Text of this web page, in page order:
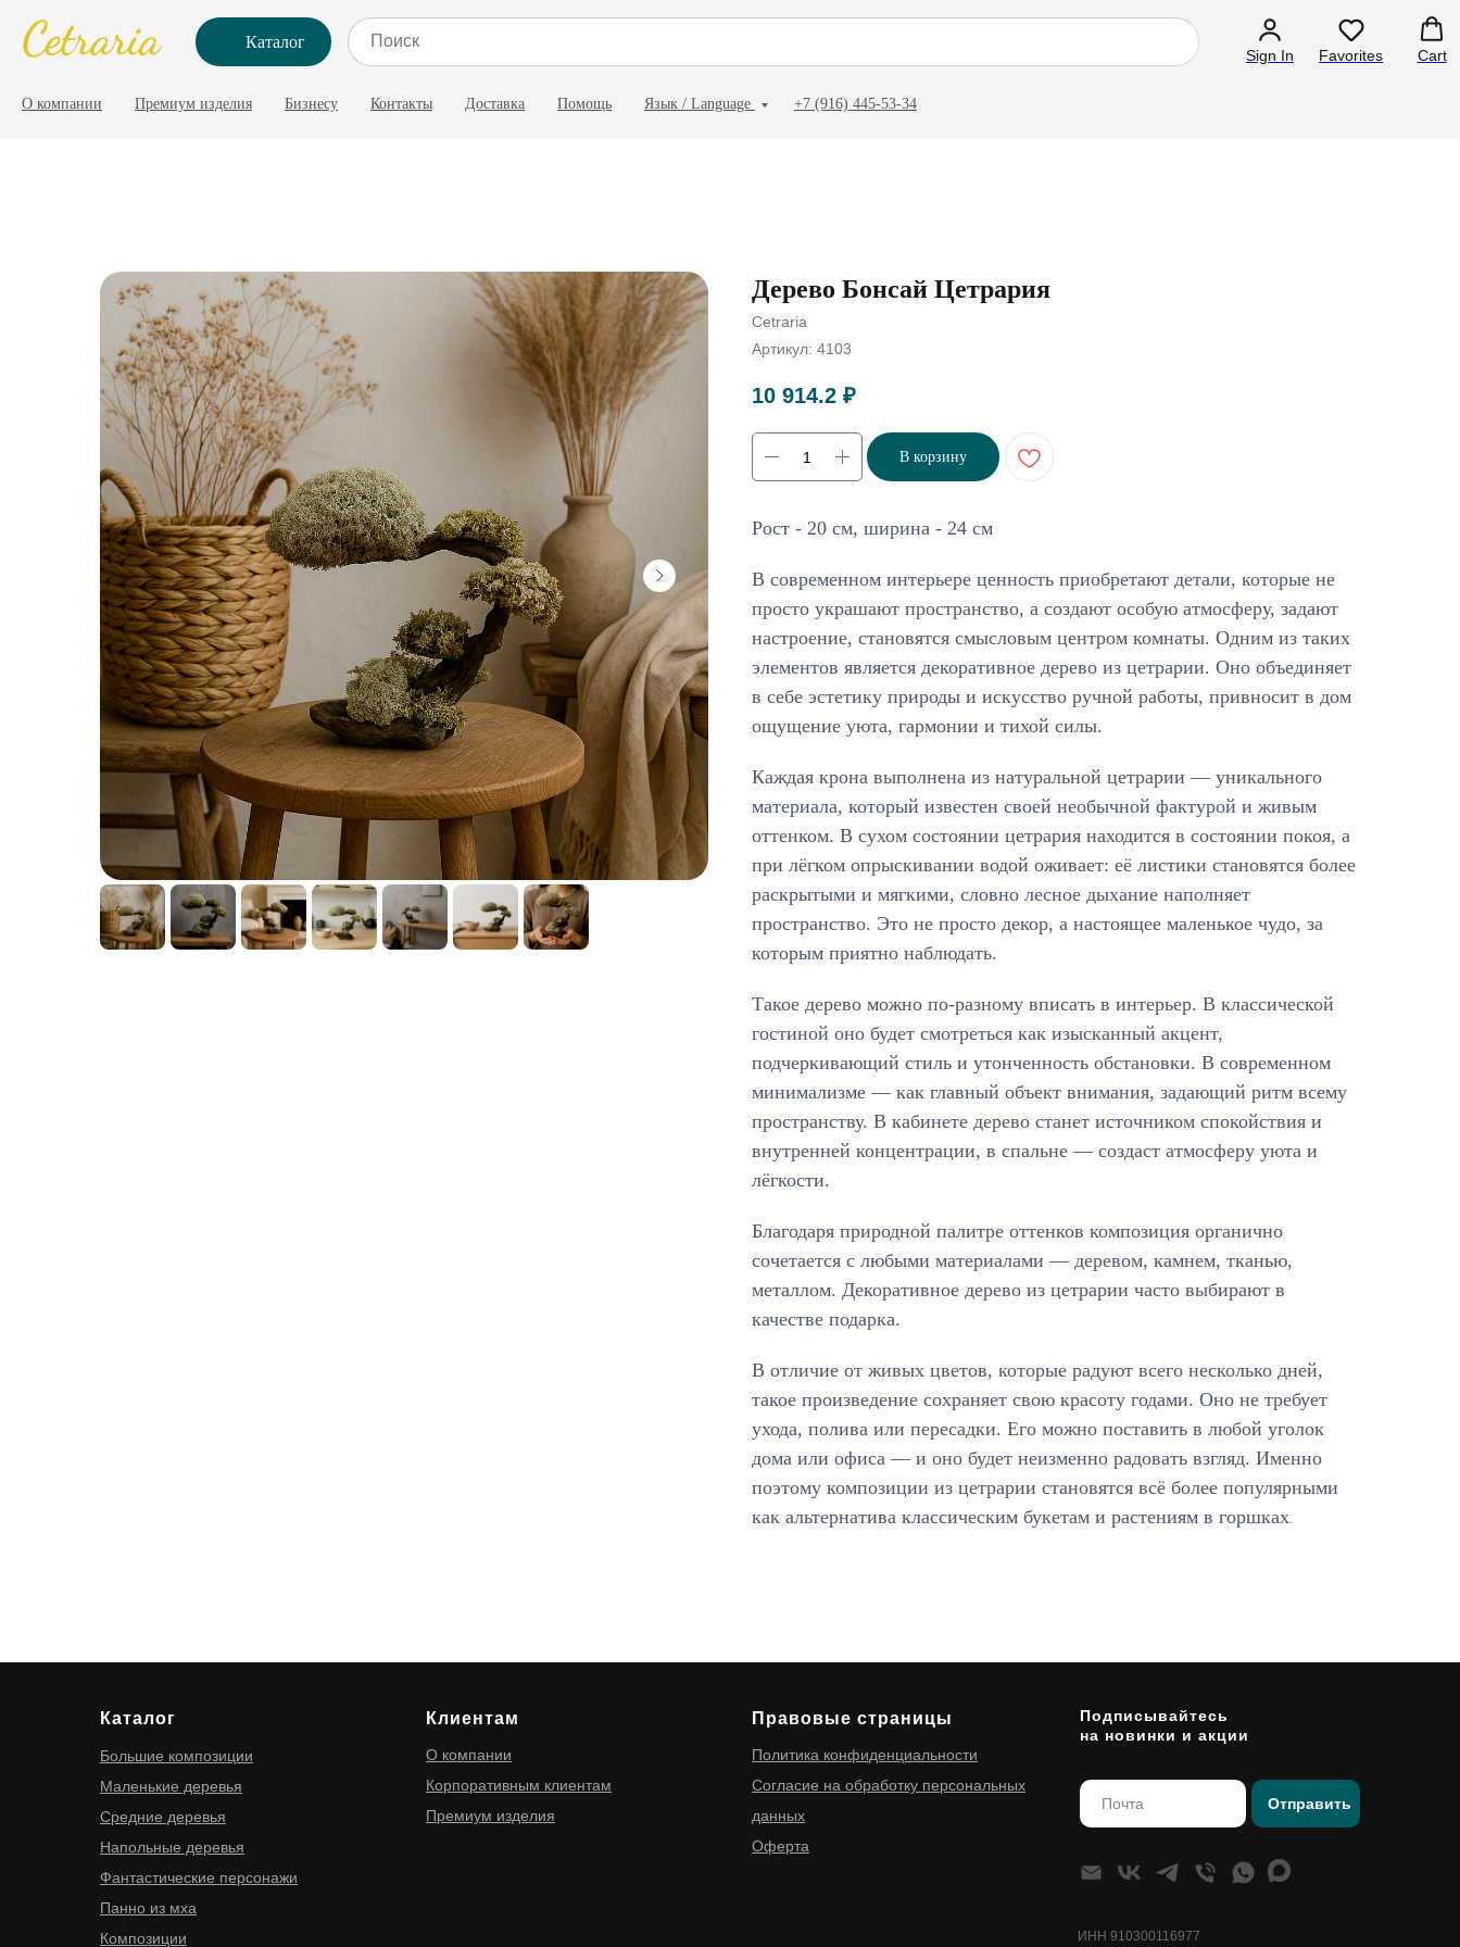
Каталог
Sign In Favorites Cart
О компании Премиум изделия Бизнесу Контакты Доставка Помощь Язык / Language +7 (916) 445-53-34
Дерево Бонсай Цетрария
Cetraria
Артикул: 4103
10 914.2 ₽
В корзину
Рост - 20 см, ширина - 24 см
В современном интерьере ценность приобретают детали, которые не
просто украшают пространство, а создают особую атмосферу, задают
настроение, становятся смысловым центром комнаты. Одним из таких
элементов является декоративное дерево из цетрарии. Оно объединяет
в себе эстетику природы и искусство ручной работы, привносит в дом
ощущение уюта, гармонии и тихой силы.
Каждая крона выполнена из натуральной цетрарии — уникального
материала, который известен своей необычной фактурой и живым
оттенком. В сухом состоянии цетрария находится в состоянии покоя, а
при лёгком опрыскивании водой оживает: её листики становятся более
раскрытыми и мягкими, словно лесное дыхание наполняет
пространство. Это не просто декор, а настоящее маленькое чудо, за
которым приятно наблюдать.
Такое дерево можно по-разному вписать в интерьер. В классической
гостиной оно будет смотреться как изысканный акцент,
подчеркивающий стиль и утонченность обстановки. В современном
минимализме — как главный объект внимания, задающий ритм всему
пространству. В кабинете дерево станет источником спокойствия и
внутренней концентрации, в спальне — создаст атмосферу уюта и
лёгкости.
Благодаря природной палитре оттенков композиция органично
сочетается с любыми материалами — деревом, камнем, тканью,
металлом. Декоративное дерево из цетрарии часто выбирают в
качестве подарка.
В отличие от живых цветов, которые радуют всего несколько дней,
такое произведение сохраняет свою красоту годами. Оно не требует
ухода, полива или пересадки. Его можно поставить в любой уголок
дома или офиса — и оно будет неизменно радовать взгляд. Именно
поэтому композиции из цетрарии становятся всё более популярными
как альтернатива классическим букетам и растениям в горшках.
ИНН 910300116977
Большие композиции
Маленькие деревья
Средние деревья
Напольные деревья
Фантастические персонажи
Панно из мха
Композиции
Каталог
О компании
Корпоративным клиентам
Премиум изделия
Клиентам
Политика конфиденциальности
Согласие на обработку персональных
данных
Оферта
Правовые страницы
Отправить
Подписывайтесь
на новинки и акции